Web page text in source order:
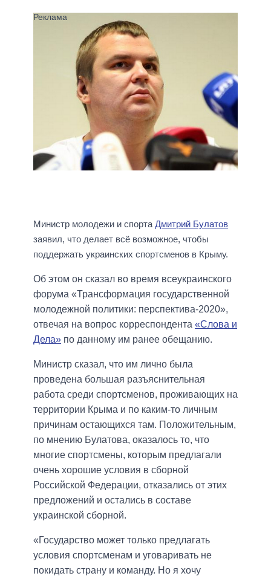
Министр молодежи и спорта Дмитрий Булатов
заявил, что делает всё возможное, чтобы
поддержать украинских спортсменов в Крыму.
Об этом он сказал во время всеукраинского
форума «Трансформация государственной
молодежной политики: перспектива-2020»,
отвечая на вопрос корреспондента «Слова и
Дела» по данному им ранее обещанию.
Министр сказал, что им лично была
проведена большая разъяснительная
работа среди спортсменов, проживающих на
территории Крыма и по каким-то личным
причинам остающихся там. Положительным,
по мнению Булатова, оказалось то, что
многие спортсмены, которым предлагали
очень хорошие условия в сборной
Российской Федерации, отказались от этих
предложений и остались в составе
украинской сборной.
«Государство может только предлагать
условия спортсменам и уговаривать не
покидать страну и команду. Но я хочу